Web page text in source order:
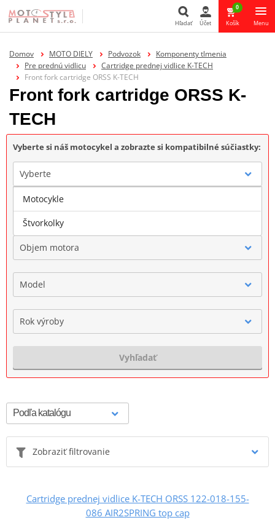
Hľadať Účet
0
Košík Menu
Domov MOTO DIELY Podvozok
Komponenty tlmenia
Pre prednú vidlicu
Cartridge prednej vidlice K-TECH
Front fork cartridge ORSS K-TECH
Front fork cartridge ORSS K-
TECH
Vyberte si náš motocykel a zobrazte si kompatibilné súčiastky:
Vyberte
Značka
Objem motora
Model
Rok výroby
Vyhľadať
Zobraziť filtrovanie
Cartridge prednej vidlice K-TECH ORSS 122-018-155-
086 AIR2SPRING top cap
Motocykle
Štvorkolky